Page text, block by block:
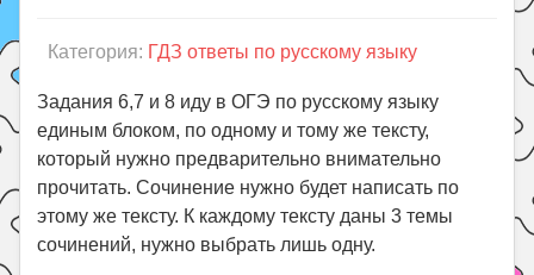
Категория: ГДЗ ответы по русскому языку
Задания 6,7 и 8 иду в ОГЭ по русскому языку
единым блоком, по одному и тому же тексту,
который нужно предварительно внимательно
прочитать. Сочинение нужно будет написать по
этому же тексту. К каждому тексту даны 3 темы
сочинений, нужно выбрать лишь одну.